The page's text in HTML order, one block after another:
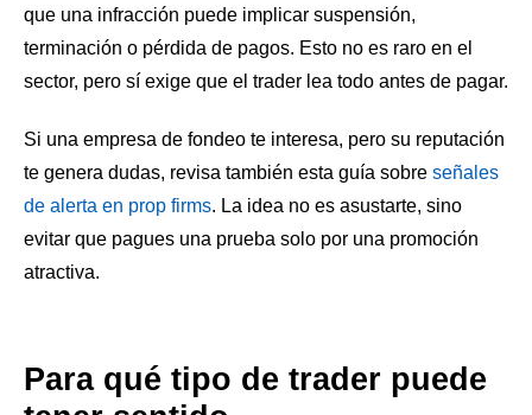
que una infracción puede implicar suspensión,
terminación o pérdida de pagos. Esto no es raro en el
sector, pero sí exige que el trader lea todo antes de pagar.
Si una empresa de fondeo te interesa, pero su reputación
te genera dudas, revisa también esta guía sobre señales
de alerta en prop firms. La idea no es asustarte, sino
evitar que pagues una prueba solo por una promoción
atractiva.
Para qué tipo de trader puede